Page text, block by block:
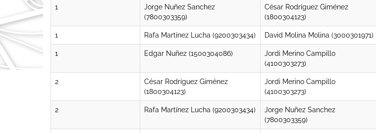
1
Jorge Nuñez Sanchez
(7800303359)
César Rodríguez Giménez
(1800304123)
1 Rafa Martínez Lucha (9200303434) David Molina Molina (3000301971)
1 Edgar Nuñez (1500304086)
Jordi Merino Campillo
(4100303273)
2
César Rodríguez Giménez
(1800304123)
Jordi Merino Campillo
(4100303273)
2 Rafa Martínez Lucha (9200303434)
Jorge Nuñez Sanchez
(7800303359)